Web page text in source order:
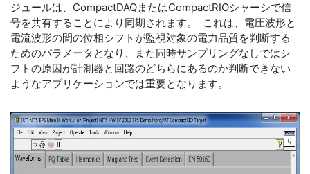
ジュールは、CompactDAQまたはCompactRIOシャーシで信
号を共有することにより同期されます。 これは、電圧波形と
電流波形の間の位相シフトが監視対象の電力品質を判断する
ためのパラメータとなり、また同時サンプリングなしではシ
フトの原因が計測器と回路のどちらにあるのか判断できない
ようなアプリケーションでは重要となります。